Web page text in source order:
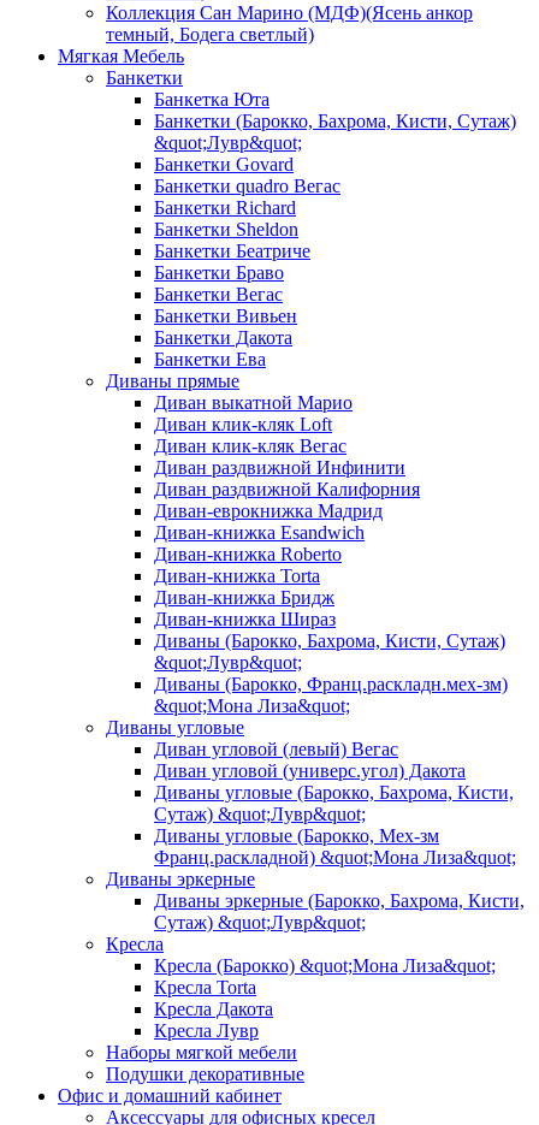
Коллекция Сан Марино (МДФ)(Ясень анкор
темный, Бодега светлый)
Мягкая Мебель
Банкетки
Банкетка Юта
Банкетки (Барокко, Бахрома, Кисти, Сутаж)
&quot;Лувр&quot;
Банкетки Govard
Банкетки quadro Вегас
Банкетки Richard
Банкетки Sheldon
Банкетки Беатриче
Банкетки Браво
Банкетки Вегас
Банкетки Вивьен
Банкетки Дакота
Банкетки Ева
Диваны прямые
Диван выкатной Марио
Диван клик-кляк Loft
Диван клик-кляк Вегас
Диван раздвижной Инфинити
Диван раздвижной Калифорния
Диван-еврокнижка Мадрид
Диван-книжка Esandwich
Диван-книжка Roberto
Диван-книжка Torta
Диван-книжка Бридж
Диван-книжка Шираз
Диваны (Барокко, Бахрома, Кисти, Сутаж)
&quot;Лувр&quot;
Диваны (Барокко, Франц.раскладн.мех-зм)
&quot;Мона Лиза&quot;
Диваны угловые
Диван угловой (левый) Вегас
Диван угловой (универс.угол) Дакота
Диваны угловые (Барокко, Бахрома, Кисти,
Сутаж) &quot;Лувр&quot;
Диваны угловые (Барокко, Мех-зм
Франц.раскладной) &quot;Мона Лиза&quot;
Диваны эркерные
Диваны эркерные (Барокко, Бахрома, Кисти,
Сутаж) &quot;Лувр&quot;
Кресла
Кресла (Барокко) &quot;Мона Лиза&quot;
Кресла Torta
Кресла Дакота
Кресла Лувр
Наборы мягкой мебели
Подушки декоративные
Офис и домашний кабинет
Аксессуары для офисных кресел